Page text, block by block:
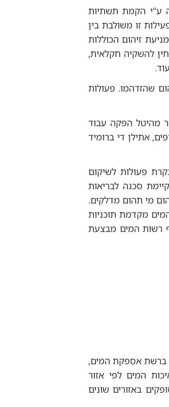
ע"י הקמת תשתיות
זו משולבת בין
זיהום הכוללות
להשקיה חקלאית,
שהזדהמו. פעולות
מהיטל הפקה עבוד
אתילן די ברומיד
פעולות לשיקום
סכנה לבריאות
ב- 30 אתרים בהם קיים זיהום מי תהום מדלקים.
מקדמת תוכניות
רשות המים מבצעת
ברשת אספקת המים,
המים לפי אזור
באזורים שונים